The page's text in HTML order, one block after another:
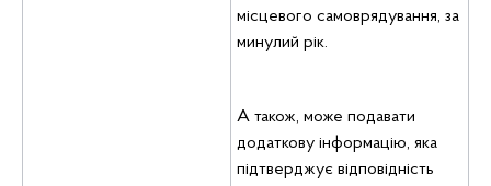
місцевого самоврядування, за
минулий рік.
А також, може подавати
додаткову інформацію, яка
підтверджує відповідність